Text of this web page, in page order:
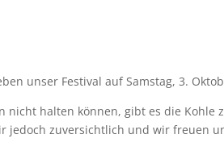
unser Festival auf Samstag, 3.
nicht halten können, gibt es die Kohle
jedoch zuversichtlich und wir freuen